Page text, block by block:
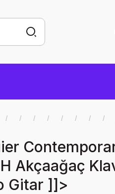
Akçaağaç
Gitar ]]>